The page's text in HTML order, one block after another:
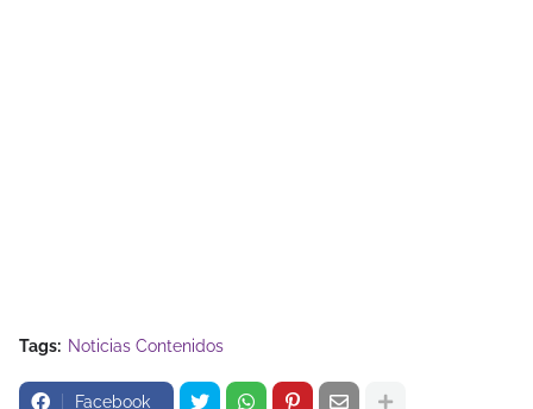
Tags: Noticias Contenidos
Facebook